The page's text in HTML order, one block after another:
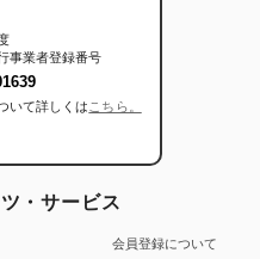
事業者登録番号
いて詳しくはこちら。
・サービス
会員登録について